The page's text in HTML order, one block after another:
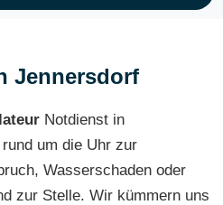
Jennersdorf
Notdienst in
um die Uhr zur
Wasserschaden oder
zur Stelle. Wir kümmern uns